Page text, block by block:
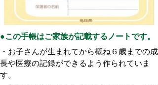
●この手帳はご家族が記載するノートです。
・お子さんが生まれてから概ね６歳までの成
長や医療の記録ができるよう作られていま
す。